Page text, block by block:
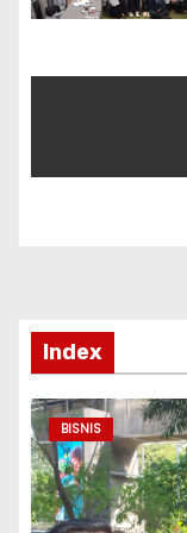
Index
BISNIS